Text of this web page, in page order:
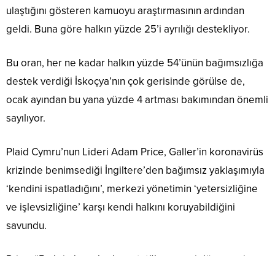
ulaştığını gösteren kamuoyu araştırmasının ardından
geldi. Buna göre halkın yüzde 25’i ayrılığı destekliyor.
Bu oran, her ne kadar halkın yüzde 54’ünün bağımsızlığa
destek verdiği İskoçya’nın çok gerisinde görülse de,
ocak ayından bu yana yüzde 4 artması bakımından önemli
sayılıyor.
Plaid Cymru’nun Lideri Adam Price, Galler’in koronavirüs
krizinde benimsediği İngiltere’den bağımsız yaklaşımıyla
‘kendini ispatladığını’, merkezi yönetimin ‘yetersizliğine
ve işlevsizliğine’ karşı kendi halkını koruyabildiğini
savundu.